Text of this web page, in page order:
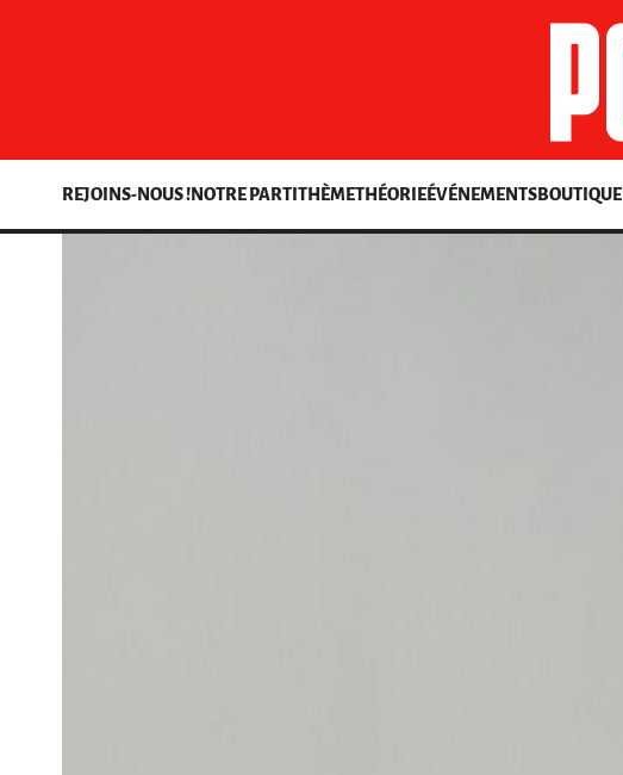
REJOINS-NOUS !NOTRE PARTITHÈMETHÉORIEÉVÉNEMENTSBOUTIQUE